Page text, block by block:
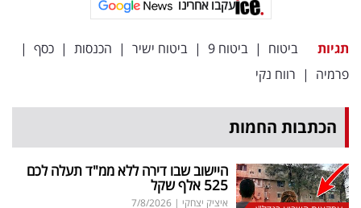
עקבו אחרינו
תגיות ביטוח | ביטוח 9 | ביטוח ישיר | הכנסות | כסף |
פרמיה | רווח נקי
הכתבות החמות
היישוב שבו דירה ללא ממ"ד תעלה לכם
525 אלף שקל
איציק יצחקי |
7/8/2026